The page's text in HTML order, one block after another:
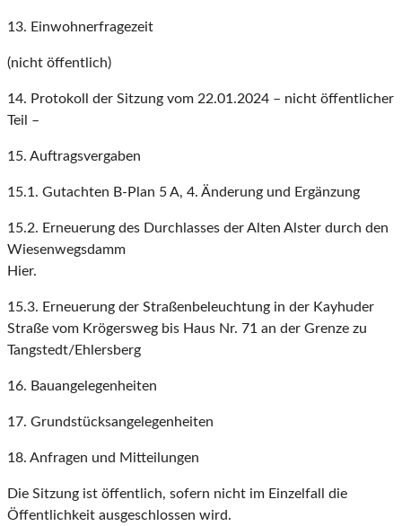
13. Einwohnerfragezeit
(nicht öffentlich)
14. Protokoll der Sitzung vom 22.01.2024 – nicht öffentlicher
Teil –
15. Auftragsvergaben
15.1. Gutachten B-Plan 5 A, 4. Änderung und Ergänzung
15.2. Erneuerung des Durchlasses der Alten Alster durch den
Wiesenwegsdamm
Hier.
15.3. Erneuerung der Straßenbeleuchtung in der Kayhuder
Straße vom Krögersweg bis Haus Nr. 71 an der Grenze zu
Tangstedt/Ehlersberg
16. Bauangelegenheiten
17. Grundstücksangelegenheiten
18. Anfragen und Mitteilungen
Die Sitzung ist öffentlich, sofern nicht im Einzelfall die
Öffentlichkeit ausgeschlossen wird.